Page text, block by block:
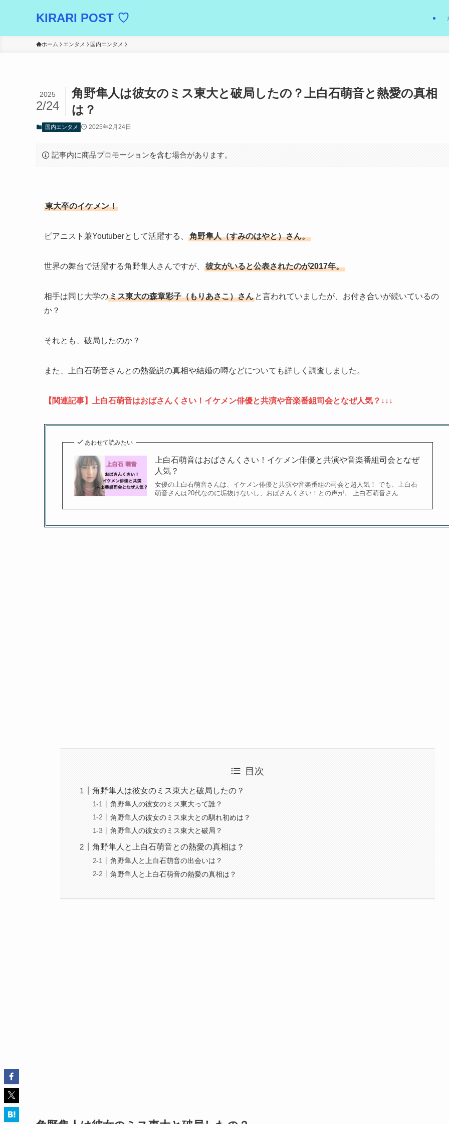
KIRARI POST ♡
ホーム エンタメ 国内エンタメ
角野隼人は彼女のミス東大と破局したの？上白石萌音と熱愛の真相
は？
2025
2/24
国内エンタメ 2025年2月24日
記事内に商品プロモーションを含む場合があります。
東大卒のイケメン！
ピアニスト兼Youtuberとして活躍する、 角野隼人（すみのはやと）さん。
世界の舞台で活躍する角野隼人さんですが、 彼女がいると公表されたのが2017年。
相手は同じ大学のミス東大の森章彩子（もりあさこ）さん と言われていましたが、お付き合いが続いているの
か？
それとも、破局したのか？
また、上白石萌音さんとの熱愛説の真相や結婚の噂などについても詳しく調査しました。
【関連記事】上白石萌音はおばさんくさい！イケメン俳優と共演や音楽番組司会となぜ人気？↓↓↓
あわせて読みたい
上白石萌音はおばさんくさい！イケメン俳優と共演や音楽番組司会となぜ
人気？
女優の上白石萌音さんは、イケメン俳優と共演や音楽番組の司会と超人気！ でも、上白石
萌音さんは20代なのに垢抜けないし、おばさんくさい！との声が。 上白石萌音さん…
目次
角野隼人は彼女のミス東大と破局したの？
角野隼人の彼女のミス東大って誰？
角野隼人の彼女のミス東大との馴れ初めは？
角野隼人の彼女のミス東大と破局？
角野隼人と上白石萌音との熱愛の真相は？
角野隼人と上白石萌音の出会いは？
角野隼人と上白石萌音の熱愛の真相は？